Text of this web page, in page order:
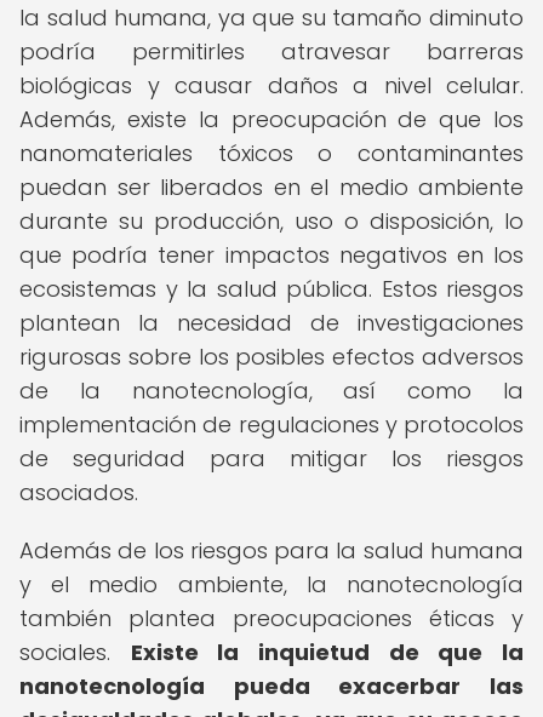
la salud humana, ya que su tamaño diminuto
podría permitirles atravesar barreras
biológicas y causar daños a nivel celular.
Además, existe la preocupación de que los
nanomateriales tóxicos o contaminantes
puedan ser liberados en el medio ambiente
durante su producción, uso o disposición, lo
que podría tener impactos negativos en los
ecosistemas y la salud pública. Estos riesgos
plantean la necesidad de investigaciones
rigurosas sobre los posibles efectos adversos
de la nanotecnología, así como la
implementación de regulaciones y protocolos
de seguridad para mitigar los riesgos
asociados.
Además de los riesgos para la salud humana
y el medio ambiente, la nanotecnología
también plantea preocupaciones éticas y
sociales. Existe la inquietud de que la
nanotecnología pueda exacerbar las